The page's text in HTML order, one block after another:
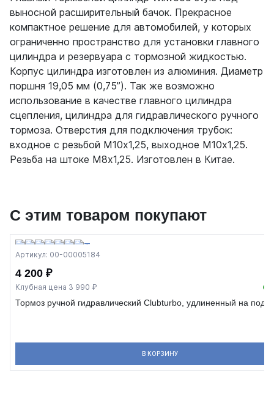
выносной расширительный бачок. Прекрасное
компактное решение для автомобилей, у которых
ограниченно пространство для установки главного
цилиндра и резервуара с тормозной жидкостью.
Корпус цилиндра изготовлен из алюминия. Диаметр
поршня 19,05 мм (0,75”). Так же возможно
использование в качестве главного цилиндра
сцепления, цилиндра для гидравлического ручного
тормоза. Отверстия для подключения трубок:
входное с резьбой М10х1,25, выходное М10х1,25.
Резьба на штоке М8х1,25. Изготовлен в Китае.
С этим товаром покупают
Артикул: 00-00005184
4 200 ₽
Клубная цена 3 990 ₽
Тормоз ручной гидравлический Clubturbo, удлиненный на
В КОРЗИНУ